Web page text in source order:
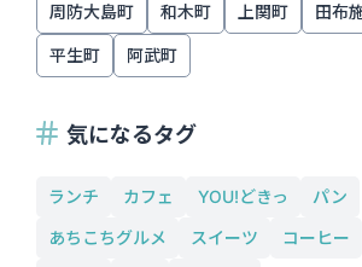
周防大島町 和木町 上関町 田布
平生町 阿武町
気になるタグ
ランチ カフェ YOU!どきっ
パン
あちこちグルメ
スイーツ
コーヒー